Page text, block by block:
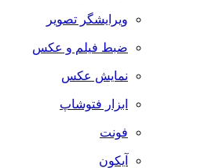
ویرایشگر تصویر
ضبط فيلم و عكس
نمایش عکس
ابزار فتوشاپ
فونت
آیکون